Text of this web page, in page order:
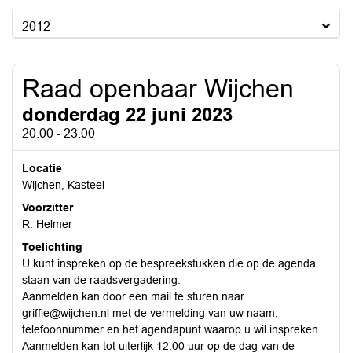
2012
Raad openbaar Wijchen
donderdag 22 juni 2023
20:00 - 23:00
Locatie
Wijchen, Kasteel
Voorzitter
R. Helmer
Toelichting
U kunt inspreken op de bespreekstukken die op de agenda
staan van de raadsvergadering.
Aanmelden kan door een mail te sturen naar
griffie@wijchen.nl met de vermelding van uw naam,
telefoonnummer en het agendapunt waarop u wil inspreken.
Aanmelden kan tot uiterlijk 12.00 uur op de dag van de